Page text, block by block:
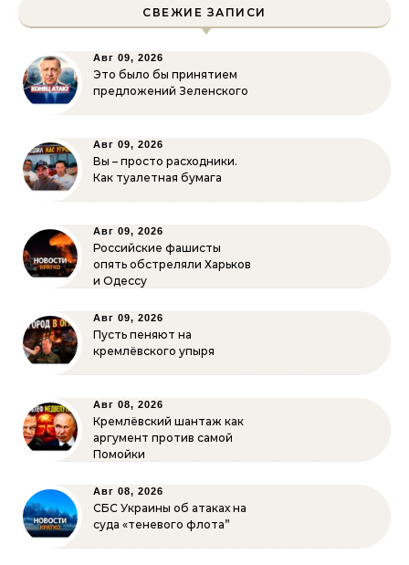
СВЕЖИЕ ЗАПИСИ
Авг 09, 2026
Это было бы принятием
предложений Зеленского
Авг 09, 2026
Вы – просто расходники.
Как туалетная бумага
Авг 09, 2026
Российские фашисты
опять обстреляли Харьков
и Одессу
Авг 09, 2026
Пусть пеняют на
кремлёвского упыря
Авг 08, 2026
Кремлёвский шантаж как
аргумент против самой
Помойки
Авг 08, 2026
СБС Украины об атаках на
суда «теневого флота”